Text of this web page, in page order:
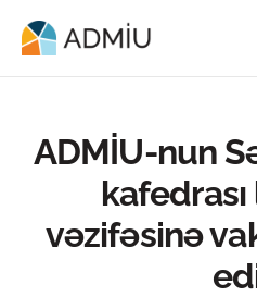
Universitet
Media
Tədbirlər
ADMİU-nun
vəzifəsinə